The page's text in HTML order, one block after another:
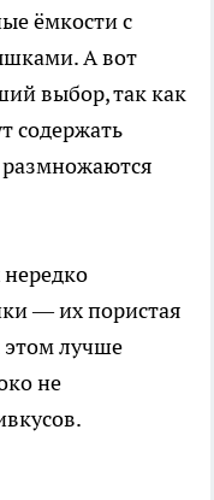
ёмкости с
А вот
выбор, так как
содержать
— их пористая
этом лучше
не